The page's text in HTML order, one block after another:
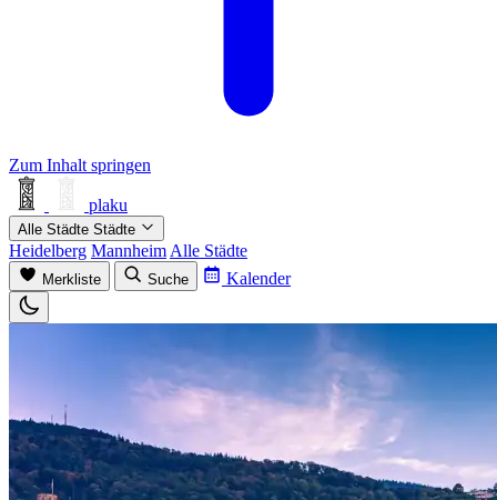
Zum Inhalt springen
plaku
Alle Städte Städte
Heidelberg Mannheim Alle Städte
Merkliste Suche Kalender